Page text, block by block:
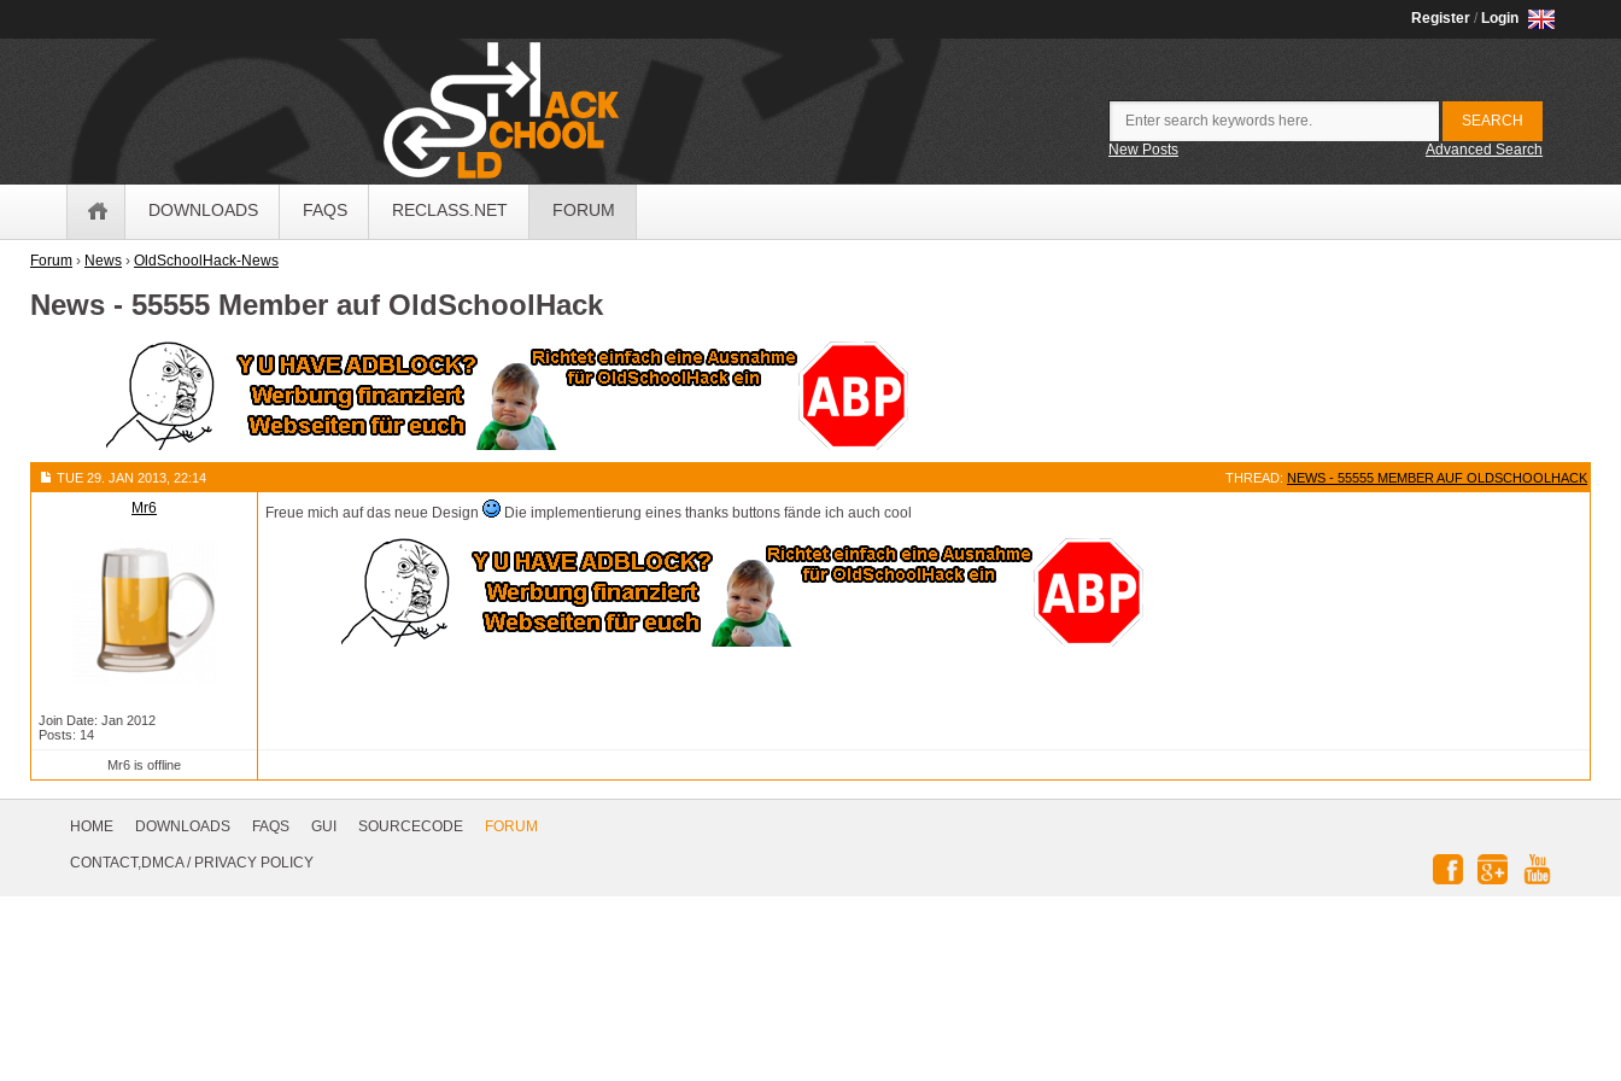
Register / Login
New Posts Advanced Search
DOWNLOADS FAQS RECLASS.NET FORUM
Forum › News › OldSchoolHack-News
News - 55555 Member auf OldSchoolHack
TUE 29. JAN 2013, 22:14 THREAD: NEWS - 55555 MEMBER AUF OLDSCHOOLHACK
Mr6
Join Date: Jan 2012
Posts: 14
Freue mich auf das neue Design Die implementierung eines thanks buttons fände ich auch cool
Mr6 is offline
NavigationHOME DOWNLOADS FAQS GUI SOURCECODE
FORUM
CONTACT,DMCA/ PRIVACY POLICY